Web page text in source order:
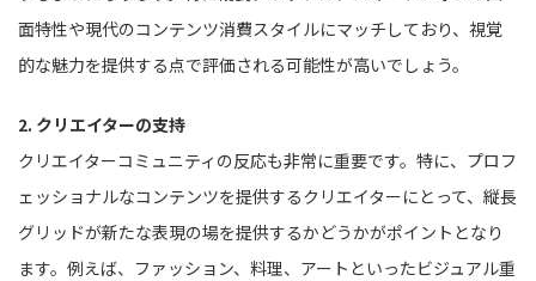
面特性や現代のコンテンツ消費スタイルにマッチしており、視覚
的な魅力を提供する点で評価される可能性が高いでしょう。
2. クリエイターの支持
クリエイターコミュニティの反応も非常に重要です。特に、プロフ
ェッショナルなコンテンツを提供するクリエイターにとって、縦長
グリッドが新たな表現の場を提供するかどうかがポイントとなり
ます。例えば、ファッション、料理、アートといったビジュアル重